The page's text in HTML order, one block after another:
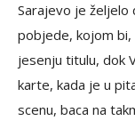
Sarajevo je željelo
pobjede, kojom bi,
jesenju titulu, dok
karte, kada je u
scenu, baca na